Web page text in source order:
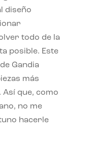
diseño
todo de la
posible. Este
Gandia
más
Así que, como
no me
hacerle